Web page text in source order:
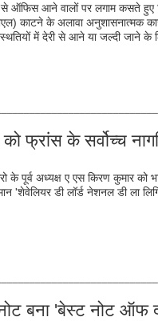
ऑफिस आने वालों पर लगाम कसते हुए
काटने के अलावा अनुशासनात्मक
में देरी से आने या जल्दी जाने के
फ्रांस के सर्वोच्च
के पूर्व अध्यक्ष ए एस किरण कुमार को
'शेवेलियर डी लॉर्ड नेशनल डी ला
बना 'बेस्ट नोट ऑफ